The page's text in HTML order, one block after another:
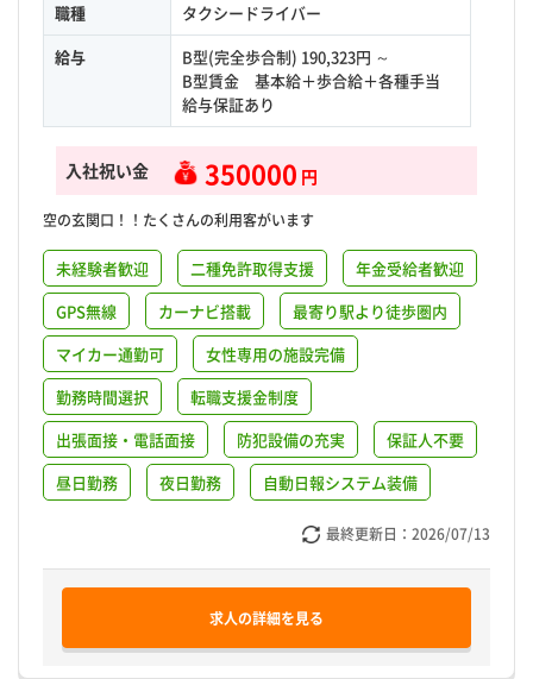
職種
タクシードライバー
給与
B型(完全歩合制) 190,323円 ～
B型賃金 基本給＋歩合給＋各種手当
給与保証あり
入社祝い金 350000 円
空の玄関口！！たくさんの利用客がいます
未経験者歓迎 二種免許取得支援
年金受給者歓迎
GPS無線
カーナビ搭載
最寄り駅より徒歩圏内
マイカー通勤可
女性専用の施設完備
勤務時間選択
転職支援金制度
出張面接・電話面接
防犯設備の充実
保証人不要
昼日勤務
夜日勤務 自動日報システム装備
最終更新日： 2026/07/13
求人の詳細を見る